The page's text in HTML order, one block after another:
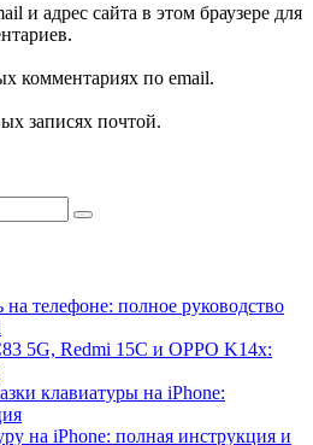
и адрес сайта в этом браузере для
комментариях по email.
записях почтой.
на телефоне: полное руководство
5G, Redmi 15C и OPPO K14x:
клавиатуры на iPhone:
на iPhone: полная инструкция и